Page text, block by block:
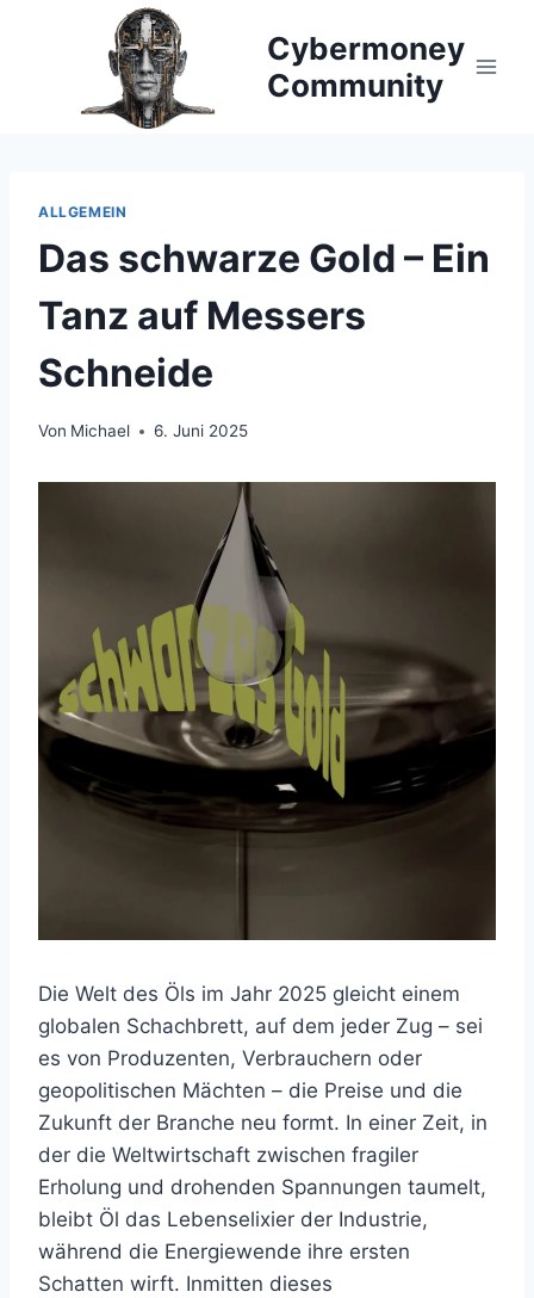
Cybermoney
Community
ALLGEMEIN
Das schwarze Gold – Ein
Tanz auf Messers
Schneide
Von Michael 6. Juni 2025
Die Welt des Öls im Jahr 2025 gleicht einem
globalen Schachbrett, auf dem jeder Zug – sei
es von Produzenten, Verbrauchern oder
geopolitischen Mächten – die Preise und die
Zukunft der Branche neu formt. In einer Zeit, in
der die Weltwirtschaft zwischen fragiler
Erholung und drohenden Spannungen taumelt,
bleibt Öl das Lebenselixier der Industrie,
während die Energiewende ihre ersten
Schatten wirft. Inmitten dieses